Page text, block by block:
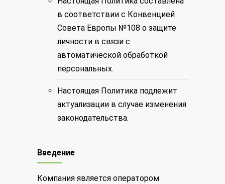
в соответствии с Конвенцией
Совета Европы №108 о защите
личности в связи с
автоматической обработкой
персональных.
Настоящая Политика подлежит
актуализации в случае изменения
законодательства.
Введение
Компания является оператором